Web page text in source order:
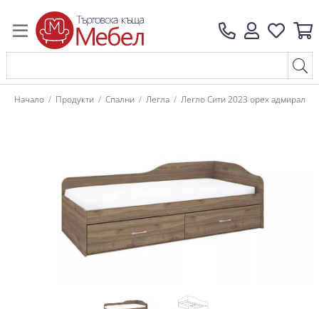
Начало Продукти Спални Легла Легло Сити 2023 орех адмирал